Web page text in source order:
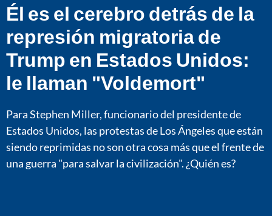
Él es el cerebro detrás de la
represión migratoria de
Trump en Estados Unidos:
le llaman "Voldemort"
Para Stephen Miller, funcionario del presidente de
Estados Unidos, las protestas de Los Ángeles que están
siendo reprimidas no son otra cosa más que el frente de
una guerra "para salvar la civilización". ¿Quién es?